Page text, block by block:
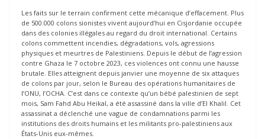
Les faits sur le terrain confirment cette mécanique d’effacement. Plus
de 500.000 colons sionistes vivent aujourd’hui en Cisjordanie occupée
dans des colonies illégales au regard du droit international. Certains
colons commettent incendies, dégradations, vols, agressions
physiques et meurtres de Palestiniens. Depuis le début de l’agression
contre Ghaza le 7 octobre 2023, ces violences ont connu une hausse
brutale. Elles atteignent depuis janvier une moyenne de six attaques
de colons par jour, selon le Bureau des opérations humanitaires de
l’ONU, l’OCHA. C’est dans ce contexte qu’un bébé palestinien de sept
mois, Sam Fahd Abu Heikal, a été assassiné dans la ville d’El Khalil. Cet
assassinat a déclenché une vague de condamnations parmi les
institutions des droits humains et les militants pro-palestiniens aux
États-Unis eux-mêmes.